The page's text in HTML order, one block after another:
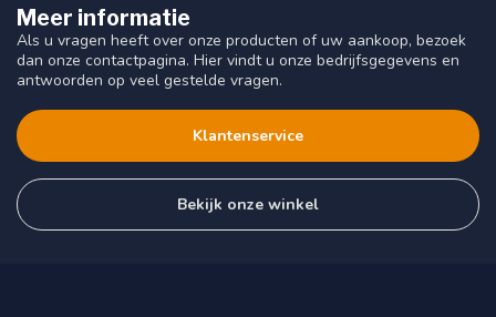
Meer informatie
Als u vragen heeft over onze producten of uw aankoop, bezoek
dan onze contactpagina. Hier vindt u onze bedrijfsgegevens en
antwoorden op veel gestelde vragen.
Klantenservice
Bekijk onze winkel